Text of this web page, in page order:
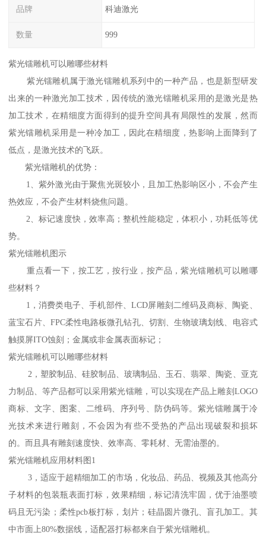
品牌 科迪激光
数量 999
紫光镭雕机可以雕哪些材料
紫光镭雕机属于激光镭雕机系列中的一种产品，也是新型研发
出来的一种激光加工技术，因传统的激光镭雕机采用的是激光是热
加工技术，在精细度方面得到的提升空间具有局限性的发展，然而
紫光镭雕机采用是一种冷加工，因此在精细度，热影响上面降到了
低点，是激光技术的飞跃。
紫光镭雕机的优势：
1、紫外激光由于聚焦光斑较小，且加工热影响区小，不会产生
热效应，不会产生材料烧焦问题。
2、标记速度快，效率高；整机性能稳定，体积小，功耗低等优
势。
紫光镭雕机图示
重点看一下，按工艺，按行业，按产品，紫光镭雕机可以雕哪
些材料？
1，消费类电子、手机部件、LCD屏雕刻二维码及商标、陶瓷、
蓝宝石片、FPC柔性电路板微孔钻孔、切割、生物玻璃划线、电容式
触摸屏ITO蚀刻；金属或非金属表面标记；
紫光镭雕机可以雕哪些材料
2，塑胶制品、硅胶制品、玻璃制品、玉石、翡翠、陶瓷、亚克
力制品、等产品都可以采用紫光镭雕，可以实现在产品上雕刻LOGO
商标、文字、图案、二维码、序列号、防伪码等。紫光镭雕属于冷
光技术来进行雕刻，不会因为有些不受热的产品出现破裂和损坏
的。而且具有雕刻速度快、效率高、零耗材、无需油墨的。
紫光镭雕机应用材料图1
3，适应于超精细加工的市场，化妆品、药品、视频及其他高分
子材料的包装瓶表面打标，效果精细，标记清洗牢固，优于油墨喷
码且无污染；柔性pcb板打标，划片；硅晶圆片微孔、盲孔加工。其
中市面上80%数据线，适配器打标都来自于紫光镭雕机。